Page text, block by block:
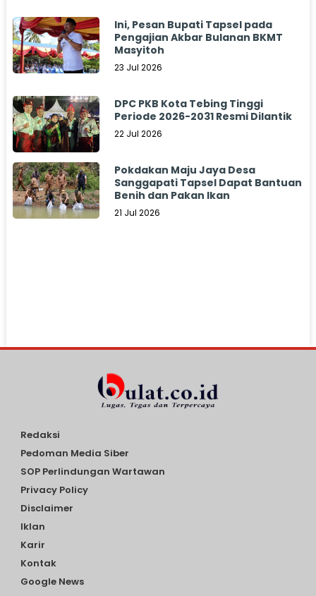
Ini, Pesan Bupati Tapsel pada
Pengajian Akbar Bulanan BKMT
Masyitoh
23 Jul 2026
DPC PKB Kota Tebing Tinggi
Periode 2026-2031 Resmi Dilantik
22 Jul 2026
Pokdakan Maju Jaya Desa
Sanggapati Tapsel Dapat Bantuan
Benih dan Pakan Ikan
21 Jul 2026
Redaksi
Pedoman Media Siber
SOP Perlindungan Wartawan
Privacy Policy
Disclaimer
Iklan
Karir
Kontak
Google News